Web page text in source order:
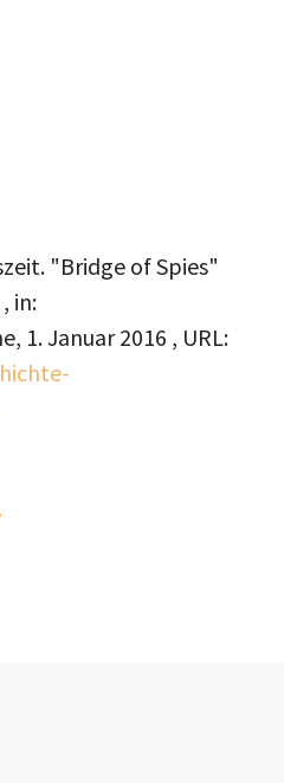
"Bridge of Spies"
in:
1. Januar 2016 , URL: